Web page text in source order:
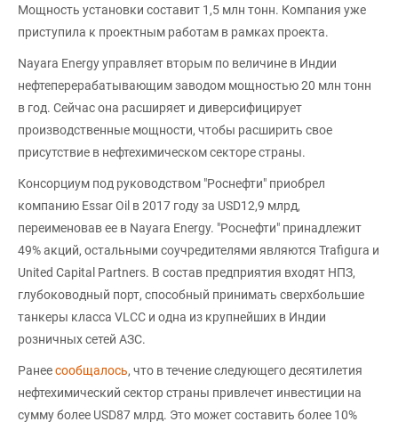
Мощность установки составит 1,5 млн тонн. Компания уже
приступила к проектным работам в рамках проекта.
Nayara Energy управляет вторым по величине в Индии
нефтеперерабатывающим заводом мощностью 20 млн тонн
в год. Сейчас она расширяет и диверсифицирует
производственные мощности, чтобы расширить свое
присутствие в нефтехимическом секторе страны.
Консорциум под руководством "Роснефти" приобрел
компанию Essar Oil в 2017 году за USD12,9 млрд,
переименовав ее в Nayara Energy. "Роснефти" принадлежит
49% акций, остальными соучредителями являются Trafigura и
United Capital Partners. В состав предприятия входят НПЗ,
глубоководный порт, способный принимать сверхбольшие
танкеры класса VLCC и одна из крупнейших в Индии
розничных сетей АЗС.
Ранеесообщалось, что в течение следующего десятилетия
нефтехимический сектор страны привлечет инвестиции на
сумму более USD87 млрд. Это может составить более 10%